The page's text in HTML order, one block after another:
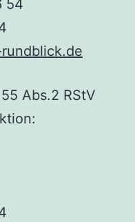
54
Abs.2 RStV